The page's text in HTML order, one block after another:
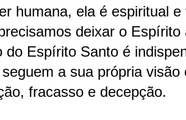
humana, ela é espiritual
deixar o Espírito
do Espírito Santo é
a sua própria
fracasso e decepção.